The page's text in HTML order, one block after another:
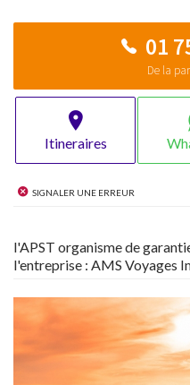
01
De la
Itineraires
Signaler une erreur
l'APST organisme de
l'entreprise : AMS Voyages